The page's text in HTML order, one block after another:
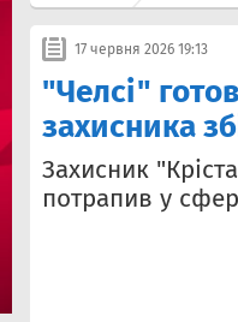
17 червня 2026 19:13
"Челсі"
захисника
Захисник
потрапив у